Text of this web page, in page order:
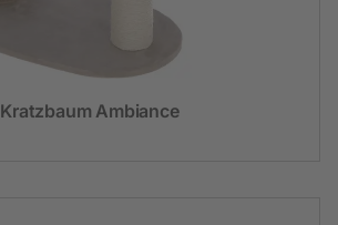
Kratzbaum Ambiance